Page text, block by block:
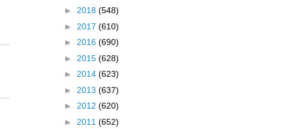
► 2018 (548)
► 2017 (610)
► 2016 (690)
► 2015 (628)
► 2014 (623)
► 2013 (637)
► 2012 (620)
► 2011 (652)